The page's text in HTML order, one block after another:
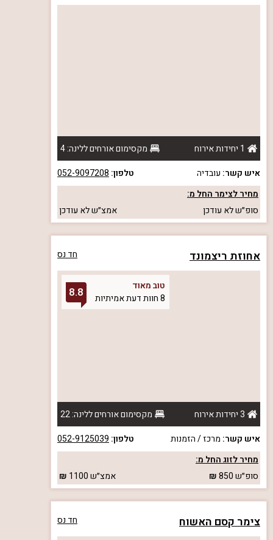
1 יחידות אירוח
מקסימום אורחים ללינה: 4
איש קשר: עובדיה טלפון: 052-9097208
מחיר לצימר החל מ:
סופ״שלא עודכן אמצ״שלא עודכן
אחוזת ריצמונד חד נס
טוב מאוד
8 חוות דעת אמיתיות
8.8
3 יחידות אירוח
מקסימום אורחים ללינה: 22
איש קשר: מרכז / הזמנות טלפון: 052-9125039
מחיר לזוג החל מ:
סופ״ש850 אמצ״ש1100
צימר קסם האשוח חד נס